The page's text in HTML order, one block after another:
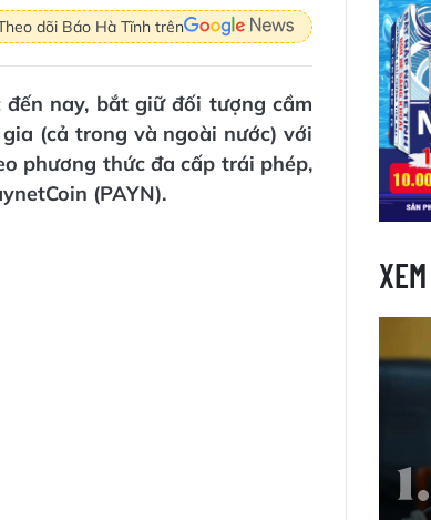
dõi Báo Hà Tĩnh trên
nay, bắt giữ đối tượng cầm
(cả trong và ngoài nước) với
phương thức đa cấp trái phép,
(PAYN).